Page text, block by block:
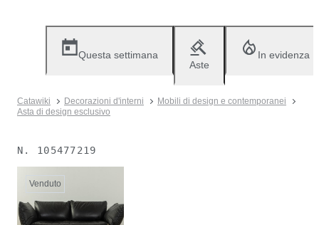
Questa settimana
Aste
In evidenza
Catawiki Decorazioni d'interni
Mobili di design e contemporanei
Asta di design esclusivo
N. 105477219
Venduto